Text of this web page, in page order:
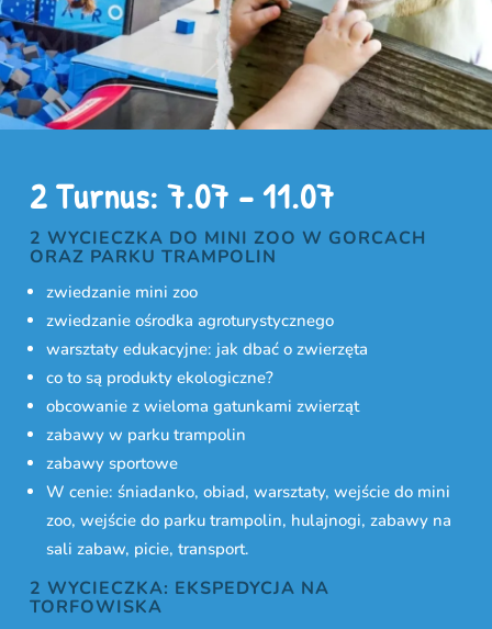
2 Turnus: 7.07 – 11.07
2 WYCIECZKA DO MINI ZOO W GORCACH
ORAZ PARKU TRAMPOLIN
zwiedzanie mini zoo
zwiedzanie ośrodka agroturystycznego
warsztaty edukacyjne: jak dbać o zwierzęta
co to są produkty ekologiczne?
obcowanie z wieloma gatunkami zwierząt
zabawy w parku trampolin
zabawy sportowe
W cenie: śniadanko, obiad, warsztaty, wejście do mini
zoo, wejście do parku trampolin, hulajnogi, zabawy na
sali zabaw, picie, transport.
2 WYCIECZKA: EKSPEDYCJA NA
TORFOWISKA